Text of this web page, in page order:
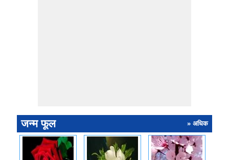
जन्म फूल » अधिक